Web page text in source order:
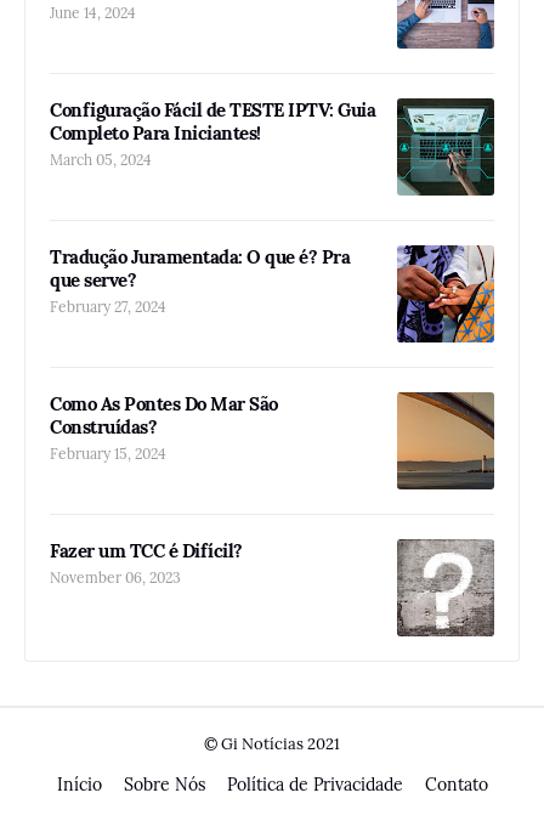
June 14, 2024
Configuração Fácil de TESTE IPTV: Guia
Completo Para Iniciantes!
March 05, 2024
Tradução Juramentada: O que é? Pra
que serve?
February 27, 2024
Como As Pontes Do Mar São
Construídas?
February 15, 2024
Fazer um TCC é Difícil?
November 06, 2023
© Gi Notícias 2021
Início Sobre Nós Política de Privacidade Contato